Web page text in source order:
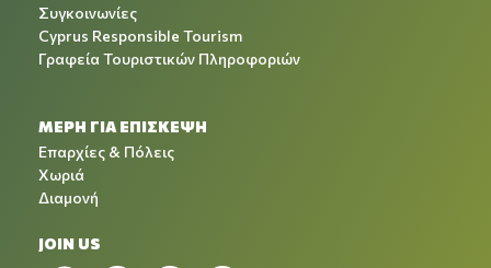
Συγκοινωνίες
Cyprus Responsible Tourism
Γραφεία Τουριστικών Πληροφοριών
ΜΕΡΗ ΓΙΑ ΕΠΙΣΚΕΨΗ
Επαρχίες & Πόλεις
Χωριά
Διαμονή
JOIN US